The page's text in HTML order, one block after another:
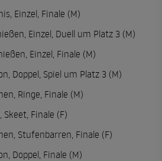
Einzel, Finale (M)
Einzel, Duell um Platz 3 (M)
Einzel, Finale (M)
Doppel, Spiel um Platz 3 (M)
Ringe, Finale (M)
Skeet, Finale (F)
Stufenbarren, Finale (F)
Doppel, Finale (M)